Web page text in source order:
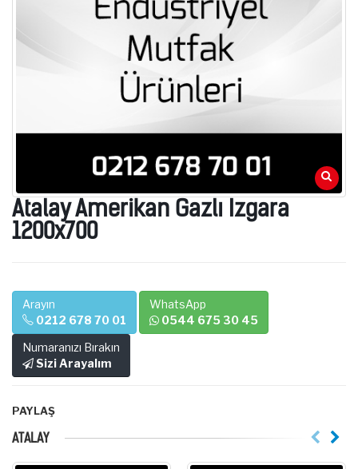
Atalay Amerikan Gazlı Izgara
1200x700
Arayın
0212 678 70 01
WhatsApp
0544 675 30 45
Numaranızı Bırakın
Sizi Arayalım
PAYLAŞ
ATALAY